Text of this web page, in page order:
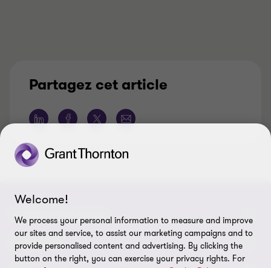
Partagez cet article
CONNECTEZ-VOUS
Rencontrez nos experts
À PROPOS
Welcome!
We process your personal information to measure and improve
our sites and service, to assist our marketing campaigns and to
provide personalised content and advertising. By clicking the
button on the right, you can exercise your privacy rights. For